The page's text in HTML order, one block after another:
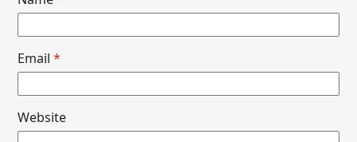
Email*
Website